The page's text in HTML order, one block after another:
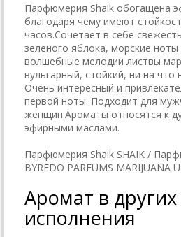
Парфюмерия Shaik обогащена
благодаря чему имеют
часов.Сочетает в себе
зеленого яблока, морские
волшебные мелодии листвы
вульгарный, стойкий, ни на
Очень интересный и
первой ноты. Подходит для
женщин.Ароматы относятся к
эфирными маслами.
Парфюмерия Shaik SHAIK /
BYREDO PARFUMS MARIJUANA
Аромат в
исполнения